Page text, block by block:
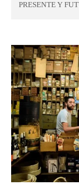
PRESENTE Y